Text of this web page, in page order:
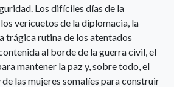
Los difíciles días de la
vericuetos de la diplomacia, la
trágica rutina de los atentados
al borde de la guerra civil, el
mantener la paz y, sobre todo, el
las mujeres somalíes para construir